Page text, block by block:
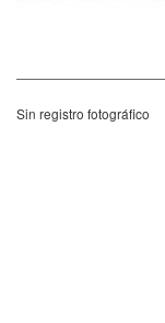
Sin registro fotográfico